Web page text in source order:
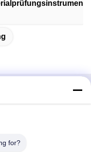
Provinz Guangdong,
for?